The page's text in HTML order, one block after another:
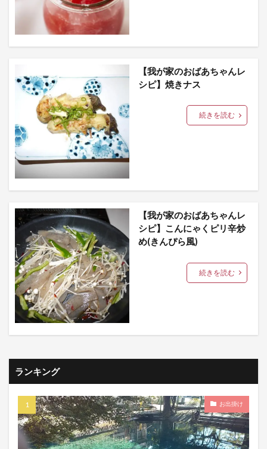
【我が家のおばあちゃんレ
シピ】焼きナス
続きを読む
【我が家のおばあちゃんレ
シピ】こんにゃくピリ辛炒
め(きんぴら風)
続きを読む
ランキング
お出掛け